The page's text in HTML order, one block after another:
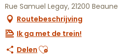
Rue Samuel Legay, 21200 Beaune
Routebeschrijving
Ik ga met de trein!
Delen Ajouter aux favoris